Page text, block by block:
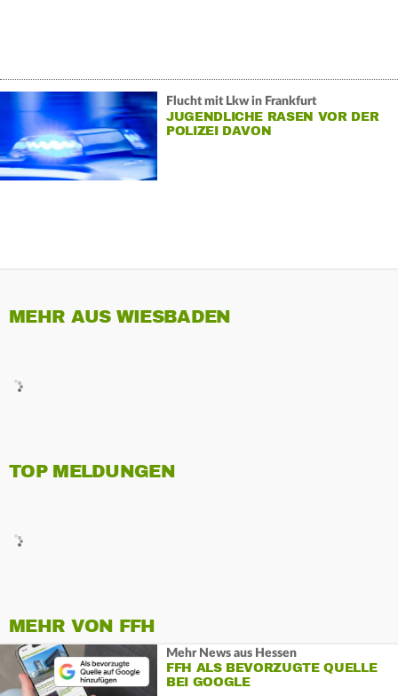
Flucht mit Lkw in Frankfurt
JUGENDLICHE RASEN VOR DER
POLIZEI DAVON
MEHR AUS WIESBADEN
TOP MELDUNGEN
MEHR VON FFH
Mehr News aus Hessen
FFH ALS BEVORZUGTE QUELLE
BEI GOOGLE